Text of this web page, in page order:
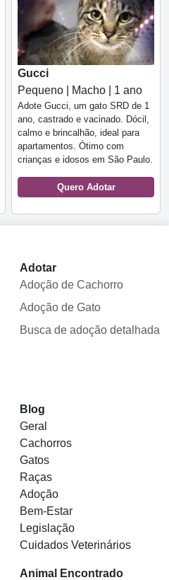
Gucci
Pequeno | Macho | 1 ano
Adote Gucci, um gato SRD de 1
ano, castrado e vacinado. Dócil,
calmo e brincalhão, ideal para
apartamentos. Ótimo com
crianças e idosos em São Paulo.
Quero Adotar
Adotar
Adoção de Cachorro
Adoção de Gato
Busca de adoção detalhada
Blog
Geral
Cachorros
Gatos
Raças
Adoção
Bem-Estar
Legislação
Cuidados Veterinários
Animal Encontrado